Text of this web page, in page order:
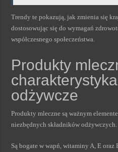
Trendy te pokazują, jak zmienia się
dostosowując się do wymagań
współczesnego społeczeństwa.
Produkty
odżywcze
Produkty mleczne są ważnym
niezbędnych składników odżywczych.
Są bogate w wapń, witaminy A, E oraz